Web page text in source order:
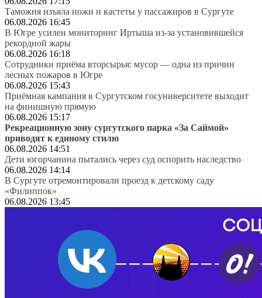
Таможня изъяла ножи и кастеты у пассажиров в Сургуте
06.08.2026 16:45
В Югре усилен мониторинг Иртыша из-за установившейся
рекордной жары
06.08.2026 16:18
Сотрудники приёма вторсырья: мусор — одна из причин
лесных пожаров в Югре
06.08.2026 15:43
Приёмная кампания в Сургутском госуниверситете выходит
на финишную прямую
06.08.2026 15:17
Рекреационную зону сургутского парка «За Саймой»
приводят к единому стилю
06.08.2026 14:51
Дети югорчанина пытались через суд оспорить наследство
06.08.2026 14:14
В Сургуте отремонтировали проезд к детскому саду
«Филиппок»
06.08.2026 13:45